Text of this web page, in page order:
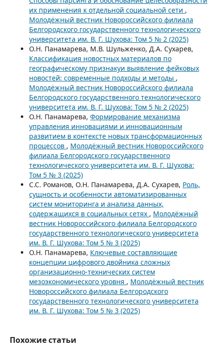
их применения к отдельной социальной сети ,
Молодёжный вестник Новороссийского филиала
Белгородского государственного технологического
университета им. В. Г. Шухова: Том 5 № 2 (2025)
О.Н. Панамарева, М.В. Шульженко, Д.А. Сухарев,
Классификация новостных материалов по
географическому признакуи выявление фейковых
новостей: современные подходы и методы ,
Молодёжный вестник Новороссийского филиала
Белгородского государственного технологического
университета им. В. Г. Шухова: Том 5 № 2 (2025)
О.Н. Панамарева, Формирование механизма
управления инновациями и инновационным
развитием в контексте новых трансформационных
процессов , Молодёжный вестник Новороссийского
филиала Белгородского государственного
технологического университета им. В. Г. Шухова:
Том 5 № 3 (2025)
С.С. Романов, О.Н. Панамарева, Д.А. Сухарев, Роль,
сущность и особенности автоматизированных
систем мониторинга и анализа данных,
содержащихся в социальных сетях , Молодёжный
вестник Новороссийского филиала Белгородского
государственного технологического университета
им. В. Г. Шухова: Том 5 № 3 (2025)
О.Н. Панамарева, Ключевые составляющие
концепции цифрового двойника сложных
организационно-технических систем
мезоэкономического уровня , Молодёжный вестник
Новороссийского филиала Белгородского
государственного технологического университета
им. В. Г. Шухова: Том 5 № 3 (2025)
Похожие статьи